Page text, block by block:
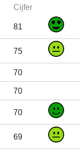
Cijfer
81
75
70
70
70
69